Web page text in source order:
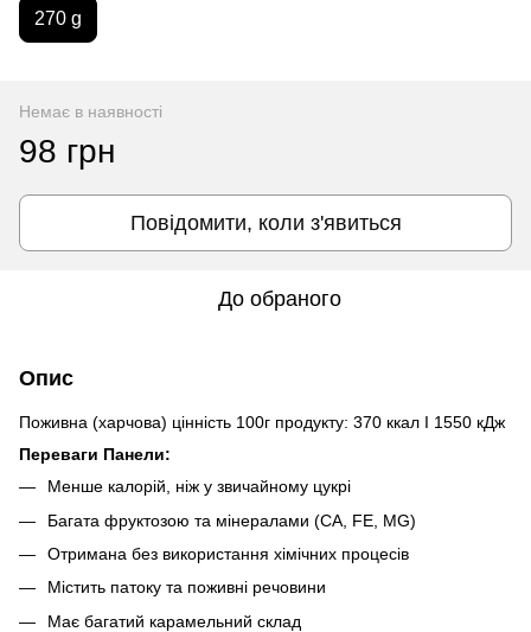
270 g
Немає в наявності
98 грн
Повідомити, коли з'явиться
До обраного
Опис
Поживна (харчова) цінніcть 100г продукту: 370 ккал I 1550 кДж
Переваги Панели:
Менше калорій, ніж у звичайному цукрі
Багата фруктозою та мінералами (CA, FE, MG)
Отримана без використання хімічних процесів
Містить патоку та поживні речовини
Має багатий карамельний склад